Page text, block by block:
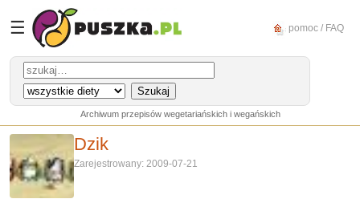
☰ pomoc / FAQ
Archiwum przepisów wegetariańskich i wegańskich
Dzik
Zarejestrowany: 2009-07-21